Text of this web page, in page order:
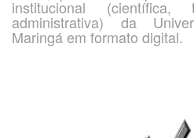
institucional
administrativa) da
Maringá em formato digital.